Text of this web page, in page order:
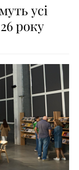
усі
року